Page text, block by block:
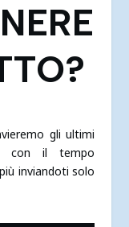
gli ultimi
con il tempo
inviandoti solo